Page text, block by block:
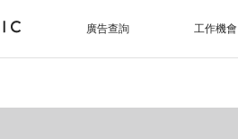
廣告查詢 工作機會